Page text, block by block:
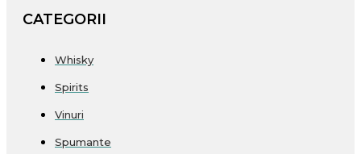
CATEGORII
Whisky
Spirits
Vinuri
Spumante